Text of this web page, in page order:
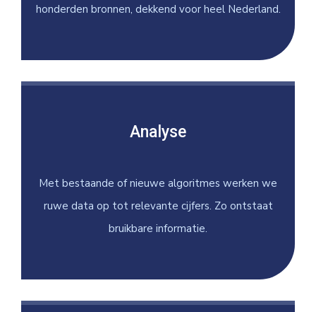
honderden bronnen, dekkend voor heel Nederland.
Analyse
Met bestaande of nieuwe algoritmes werken we
ruwe data op tot relevante cijfers. Zo ontstaat
bruikbare informatie.